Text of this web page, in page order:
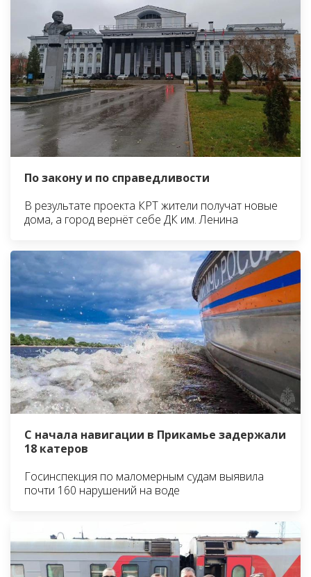
По закону и по справедливости
В результате проекта КРТ жители получат новые
дома, а город вернёт себе ДК им. Ленина
С начала навигации в Прикамье задержали
18 катеров
Госинспекция по маломерным судам выявила
почти 160 нарушений на воде